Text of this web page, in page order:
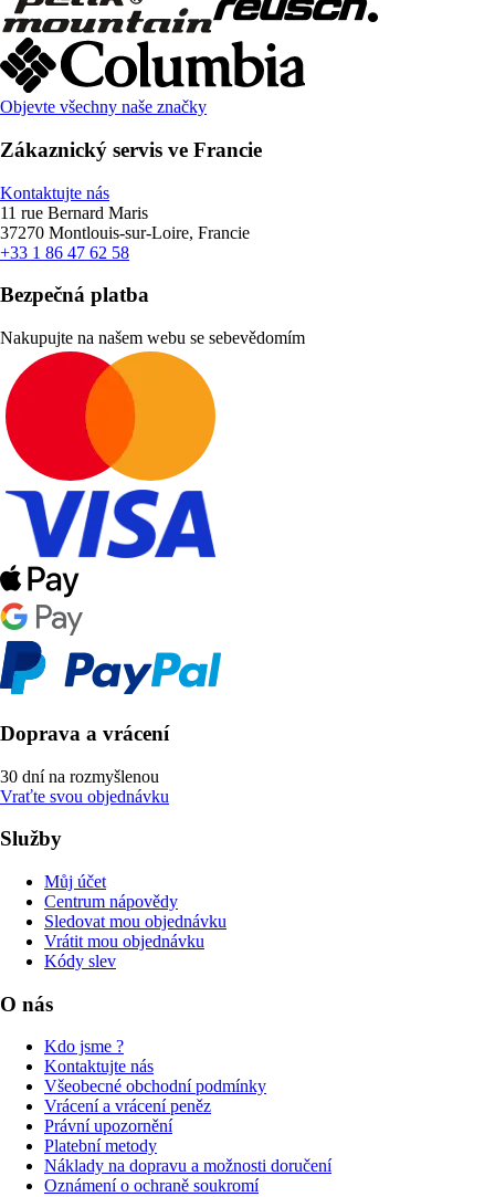
Objevte všechny naše značky
Zákaznický servis ve Francie
Kontaktujte nás
11 rue Bernard Maris
37270 Montlouis-sur-Loire, Francie
+33 1 86 47 62 58
Bezpečná platba
Nakupujte na našem webu se sebevědomím
Doprava a vrácení
30 dní na rozmyšlenou
Vraťte svou objednávku
Služby
Můj účet
Centrum nápovědy
Sledovat mou objednávku
Vrátit mou objednávku
Kódy slev
O nás
Kdo jsme ?
Kontaktujte nás
Všeobecné obchodní podmínky
Vrácení a vrácení peněz
Právní upozornění
Platební metody
Náklady na dopravu a možnosti doručení
Oznámení o ochraně soukromí